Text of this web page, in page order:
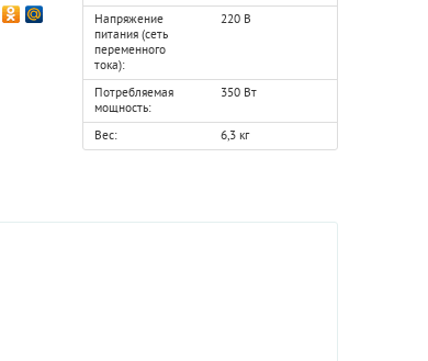
Напряжение
питания (сеть
переменного
тока):
220 В
Потребляемая
мощность:
350 Вт
Вес: 6,3 кг